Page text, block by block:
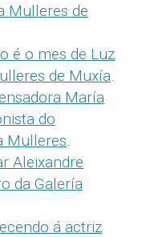
Mulleres de
é o mes de Luz
de Muxía.
María
do
Mulleres.
Aleixandre
da Galería
á actriz